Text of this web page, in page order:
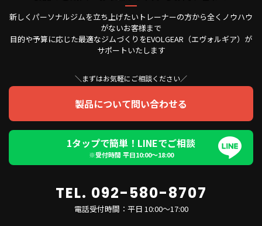
新しくパーソナルジムを立ち上げたいトレーナーの方から全くノウハウ
がないお客様まで
目的や予算に応じた最適なジムづくりをEVOLGEAR（エヴォルギア）が
サポートいたします
＼まずはお気軽にご相談ください／
製品について問い合わせる
1タップで簡単！LINEでご相談
※受付時間 平日10:00〜18:00
TEL. 092-580-8707
電話受付時間：平日 10:00～17:00